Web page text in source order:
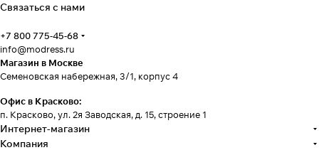
Связаться с нами
+7 800 775-45-68
info@modress.ru
Магазин в Москве
Семеновская набережная, 3/1, корпус 4
Офис в Красково:
п. Красково, ул. 2я Заводская, д. 15, строение 1
Интернет-магазин
Компания